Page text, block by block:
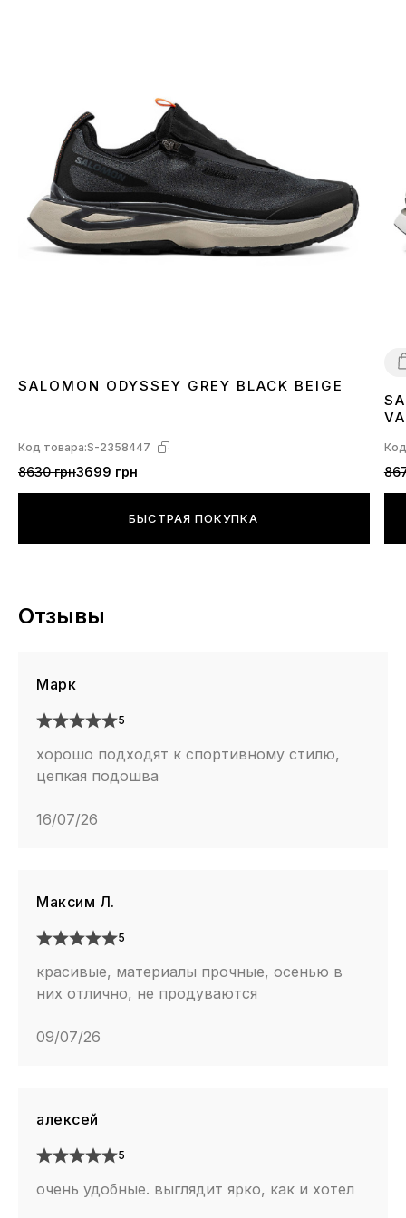
SALOMON ODYSSEY GREY BLACK BEIGE
Код товара:S-2358447
8630 грн3699 грн
БЫСТРАЯ ПОКУПКА
Отзывы
Марк
5
хорошо подходят к спортивному стилю,
цепкая подошва
16/07/26
Максим Л.
5
красивые, материалы прочные, осенью в
них отлично, не продуваются
09/07/26
алексей
5
очень удобные. выглядит ярко, как и хотел